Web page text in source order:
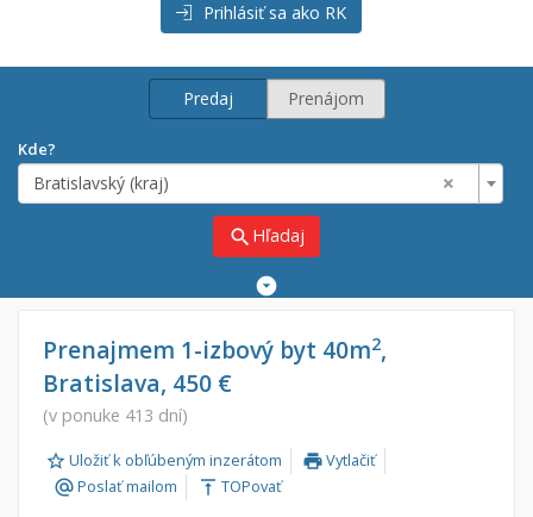
Prihlásiť sa ako RK
Predaj Prenájom
Kde?
×
Bratislavský (kraj)
search Hľadaj
Predaj
Prenájom
Od:
Do:
Prenajmem 1-izbový byt 40m2,
Bratislava, 450 €
(v ponuke 413 dní)
Uložiť k obľúbeným inzerátom printVytlačiť
alternate_emailPoslať mailom vertical_align_top TOPovať